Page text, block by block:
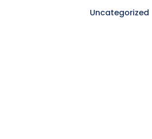
Uncategorized